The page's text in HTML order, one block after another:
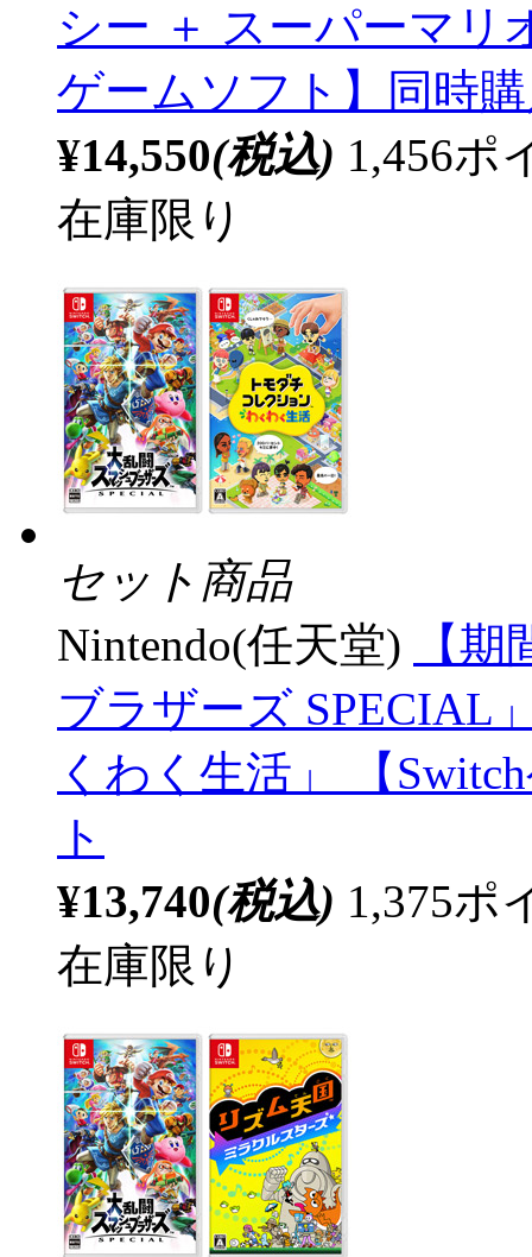
シー ＋ スーパーマリ
ゲームソフト】同時
¥14,550(税込) 1,456ポ
在庫限り
セット商品
Nintendo(任天堂)
【
ブラザーズ SPECIAL
くわく生活」 【
ト
¥13,740(税込) 1,375ポ
在庫限り